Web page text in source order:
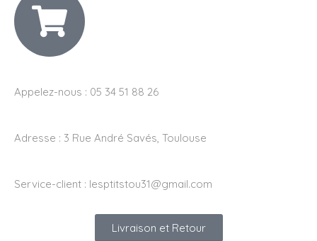
Appelez-nous : 05 34 51 88 26
Adresse : 3 Rue André Savés, Toulouse
Service-client : lesptitstou31@gmail.com
Livraison et Retour